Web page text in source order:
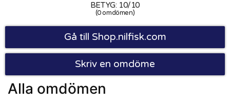
BETYG: 10/10
(0 omdömen)
Gå till Shop.nilfisk.com
Skriv en omdöme
Alla omdömen